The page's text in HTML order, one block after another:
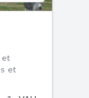
et
et